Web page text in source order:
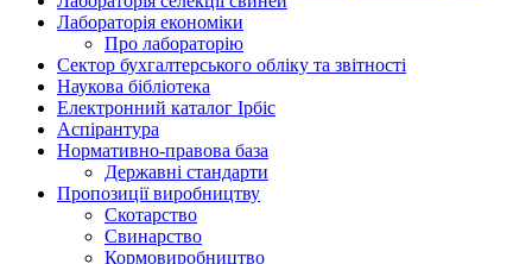
Лабораторія економіки
Про лабораторію
Сектор бухгалтерського обліку та звітності
Наукова бібліотека
Електронний каталог Iрбiс
Аспірантура
Нормативно-правова база
Державні стандарти
Пропозиції виробництву
Скотарство
Свинарство
Кормовиробництво